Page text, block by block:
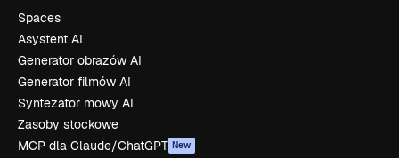
Spaces
Asystent AI
Generator obrazów AI
Generator filmów AI
Syntezator mowy AI
Zasoby stockowe
MCP dla Claude/ChatGPT New